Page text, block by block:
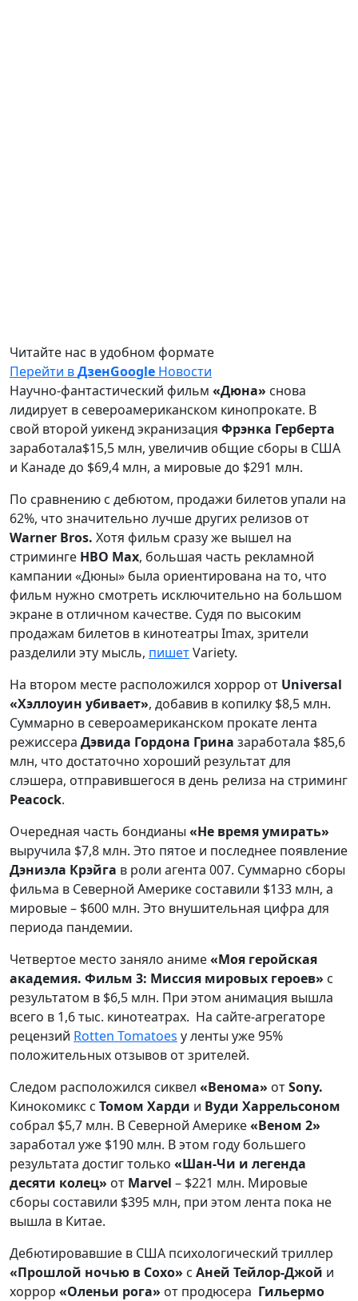
Читайте нас в удобном формате
Перейти вДзенGoogle Новости
Научно-фантастический фильм «Дюна» снова
лидирует в североамериканском кинопрокате. В
свой второй уикенд экранизация Фрэнка Герберта
заработала$15,5 млн, увеличив общие сборы в США
и Канаде до $69,4 млн, а мировые до $291 млн.
По сравнению с дебютом, продажи билетов упали на
62%, что значительно лучше других релизов от
Warner Bros. Хотя фильм сразу же вышел на
стриминге HBO Max, большая часть рекламной
кампании «Дюны» была ориентирована на то, что
фильм нужно смотреть исключительно на большом
экране в отличном качестве. Судя по высоким
продажам билетов в кинотеатры Imax, зрители
разделили эту мысль, пишетVariety.
На втором месте расположился хоррор от Universal
«Хэллоуин убивает», добавив в копилку $8,5 млн.
Суммарно в североамериканском прокате лента
режиссера Дэвида Гордона Грина заработала $85,6
млн, что достаточно хороший результат для
слэшера, отправившегося в день релиза на стриминг
Peacock.
Очередная часть бондианы «Не время умирать»
выручила $7,8 млн. Это пятое и последнее появление
Дэниэла Крэйга в роли агента 007. Суммарно сборы
фильма в Северной Америке составили $133 млн, а
мировые – $600 млн. Это внушительная цифра для
периода пандемии.
Четвертое место заняло аниме«Моя геройская
академия. Фильм 3: Миссия мировых героев» с
результатом в $6,5 млн. При этом анимация вышла
всего в 1,6 тыс. кинотеатрах. На сайте-агрегаторе
рецензий Rotten Tomatoes у ленты уже 95%
положительных отзывов от зрителей.
Следом расположился сиквел «Венома» отSony.
Кинокомикс с Томом Харди и Вуди Харрельсоном
собрал $5,7 млн. В Северной Америке«Веном 2»
заработал уже $190 млн. В этом году большего
результата достиг только «Шан-Чи и легенда
десяти колец» от Marvel – $221 млн. Мировые
сборы составили $395 млн, при этом лента пока не
вышла в Китае.
Дебютировавшие в США психологический триллер
«Прошлой ночью в Сохо» с Аней Тейлор-Джой и
хоррор «Оленьи рога» от продюсера Гильермо